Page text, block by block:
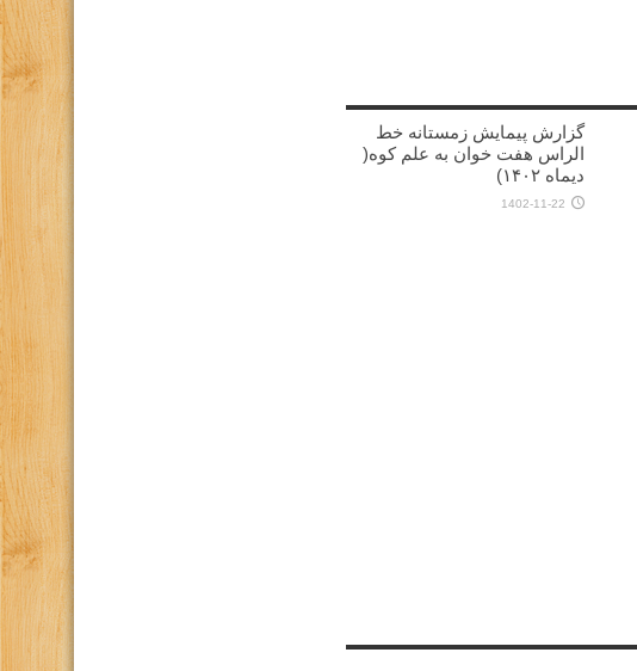
گزارش پیمایش زمستانه خط
الراس هفت خوان به علم کوه(
دیماه ۱۴۰۲)
1402-11-22